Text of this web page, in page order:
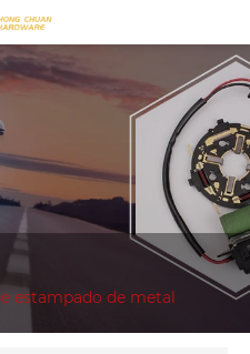
estampado de metal